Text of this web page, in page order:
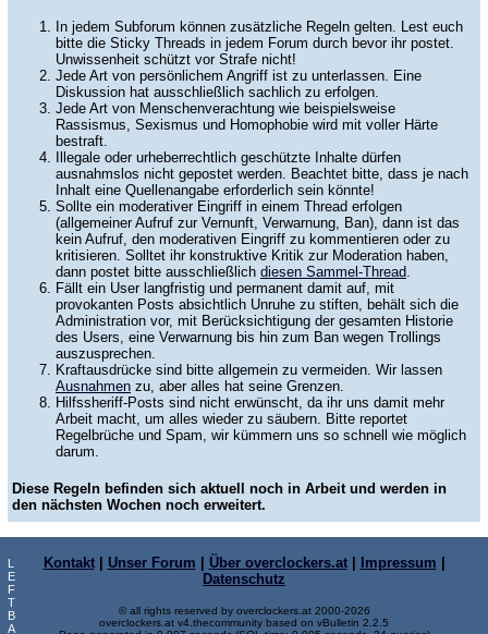
In jedem Subforum können zusätzliche Regeln gelten. Lest euch
bitte die Sticky Threads in jedem Forum durch bevor ihr postet.
Unwissenheit schützt vor Strafe nicht!
Jede Art von persönlichem Angriff ist zu unterlassen. Eine
Diskussion hat ausschließlich sachlich zu erfolgen.
Jede Art von Menschenverachtung wie beispielsweise
Rassismus, Sexismus und Homophobie wird mit voller Härte
bestraft.
Illegale oder urheberrechtlich geschützte Inhalte dürfen
ausnahmslos nicht gepostet werden. Beachtet bitte, dass je nach
Inhalt eine Quellenangabe erforderlich sein könnte!
Sollte ein moderativer Eingriff in einem Thread erfolgen
(allgemeiner Aufruf zur Vernunft, Verwarnung, Ban), dann ist das
kein Aufruf, den moderativen Eingriff zu kommentieren oder zu
kritisieren. Solltet ihr konstruktive Kritik zur Moderation haben,
dann postet bitte ausschließlich diesen Sammel-Thread.
Fällt ein User langfristig und permanent damit auf, mit
provokanten Posts absichtlich Unruhe zu stiften, behält sich die
Administration vor, mit Berücksichtigung der gesamten Historie
des Users, eine Verwarnung bis hin zum Ban wegen Trollings
auszusprechen.
Kraftausdrücke sind bitte allgemein zu vermeiden. Wir lassen
Ausnahmen zu, aber alles hat seine Grenzen.
Hilfssheriff-Posts sind nicht erwünscht, da ihr uns damit mehr
Arbeit macht, um alles wieder zu säubern. Bitte reportet
Regelbrüche und Spam, wir kümmern uns so schnell wie möglich
darum.
Diese Regeln befinden sich aktuell noch in Arbeit und werden in
den nächsten Wochen noch erweitert.
L
E
F
T
B
A
Kontakt| Unser Forum Über overclockers.at| Impressum
Datenschutz
© all rights reserved by overclockers.at 2000-2026
overclockers.at v4.thecommunity based on vBulletin 2.2.5